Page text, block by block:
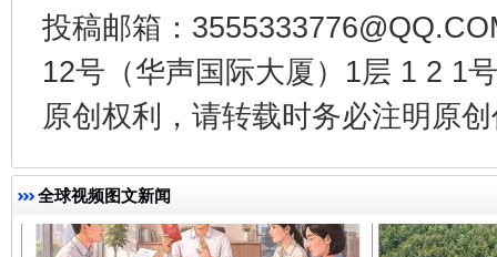
投稿邮箱：
12号（华声国际大厦）1层 1 2 1
原创权利，请转载时务必注明原
全球视频图文新闻
揭开“小金库”的免责幌子